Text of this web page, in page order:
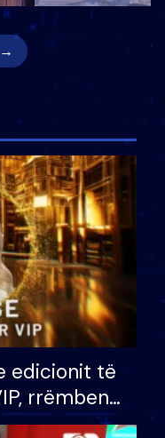
edicionit të
rrëmben
mijë eurosh